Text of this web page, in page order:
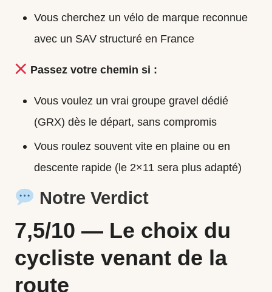
Vous cherchez un vélo de marque reconnue
avec un SAV structuré en France
Passez votre chemin si :
Vous voulez un vrai groupe gravel dédié
(GRX) dès le départ, sans compromis
Vous roulez souvent vite en plaine ou en
descente rapide (le 2×11 sera plus adapté)
Notre Verdict
7,5/10 — Le choix du
cycliste venant de la
route